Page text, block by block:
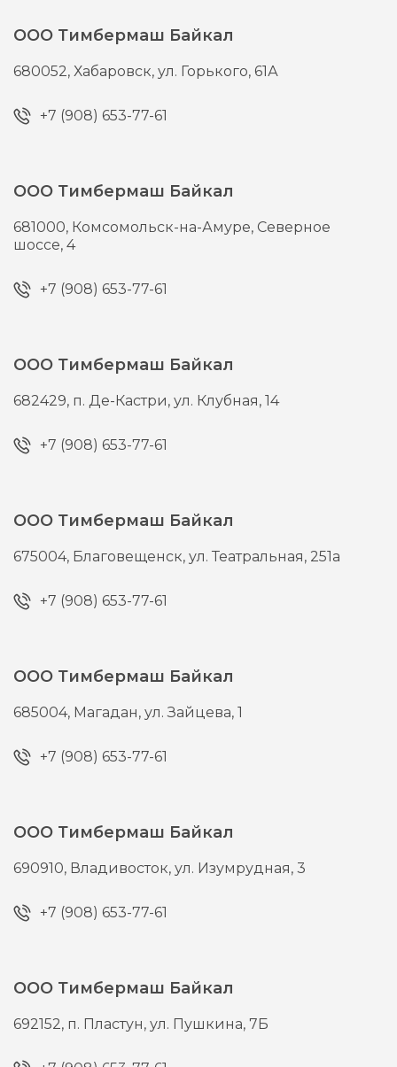
ООО Тимбермаш Байкал
680052,Хабаровск,ул. Горького, 61А
+7 (908) 653-77-61
ООО Тимбермаш Байкал
681000, Комсомольск-на-Амуре, Северное
шоссе, 4
+7 (908) 653-77-61
ООО Тимбермаш Байкал
682429, п. Де-Кастри,ул. Клубная, 14
+7 (908) 653-77-61
ООО Тимбермаш Байкал
675004, Благовещенск,ул. Театральная, 251а
+7 (908) 653-77-61
ООО Тимбермаш Байкал
685004, Магадан,ул. Зайцева, 1
+7 (908) 653-77-61
ООО Тимбермаш Байкал
690910, Владивосток,ул. Изумрудная, 3
+7 (908) 653-77-61
ООО Тимбермаш Байкал
692152, п. Пластун,ул. Пушкина, 7Б